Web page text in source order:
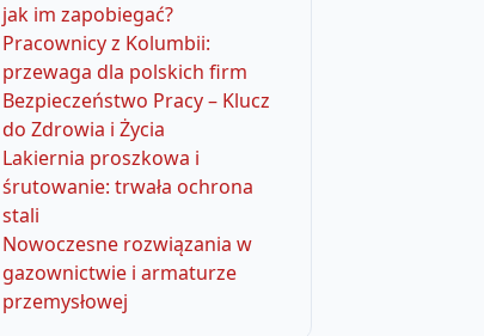
jak im zapobiegać?
Pracownicy z Kolumbii:
przewaga dla polskich firm
Bezpieczeństwo Pracy – Klucz
do Zdrowia i Życia
Lakiernia proszkowa i
śrutowanie: trwała ochrona
stali
Nowoczesne rozwiązania w
gazownictwie i armaturze
przemysłowej